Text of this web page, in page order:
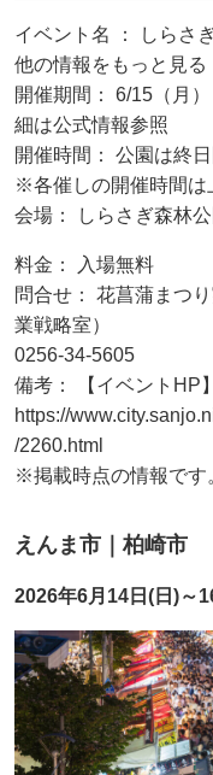
イベント名 ： しらさ
他の情報をもっと見る
開催期間： 6/15（月
細は公式情報参照
開催時間： 公園は終
※各催しの開催時間は
会場： しらさぎ森林
料金： 入場無料
問合せ： 花菖蒲まつ
業戦略室）
0256-34-5605
備考： 【イベントHP】
https://
/2260.html
※掲載時点の情報です
えんま市｜柏崎市
2026年6月14日(日)～